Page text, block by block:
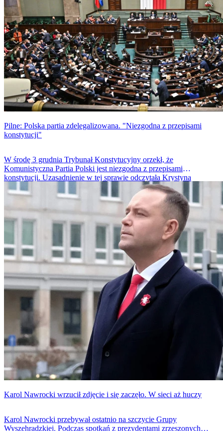
Pilne: Polska partia zdelegalizowana. "Niezgodna z przepisami
konstytucji"
W środę 3 grudnia Trybunał Konstytucyjny orzekł, że
Komunistyczna Partia Polski jest niezgodna z przepisami
konstytucji. Uzasadnienie w tej sprawie odczytała Krystyna
Pawłowicz. Decyzja TK to efekt m.in. wniosku prezydenta RP -
Karola Nawrockiego.
Karol Nawrocki wrzucił zdjęcie i się zaczęło. W sieci aż huczy
Karol Nawrocki przebywał ostatnio na szczycie Grupy
Wyszehradzkiej. Podczas spotkań z prezydentami zrzeszonych